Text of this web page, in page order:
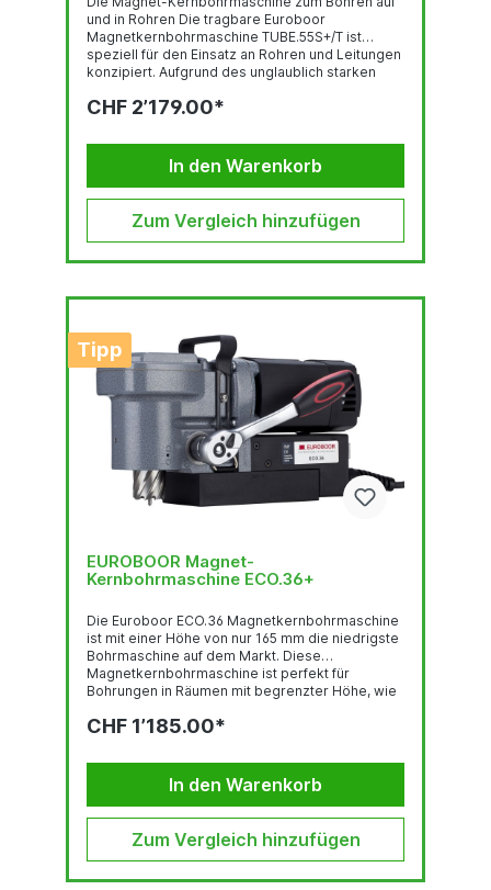
und in Rohren Die tragbare Euroboor
Magnetkernbohrmaschine TUBE.55S+/T ist
speziell für den Einsatz an Rohren und Leitungen
konzipiert. Aufgrund des unglaublich starken
sowohl zum Bohren als auch zum
(selbst auf Stahl mit einer Dicke von nur 3 mm).
Die TUBE.55S+/T schneidet Löcher bis Ø 55mm.
Durch den schwenkbaren Magneten kann diese
CHF 2’179.00*
In den Warenkorb
Zum Vergleich hinzufügen
Tipp
EUROBOOR Magnet-
Kernbohrmaschine ECO.36+
Die Euroboor ECO.36 Magnetkernbohrmaschine
ist mit einer Höhe von nur 165 mm die niedrigste
Bohrmaschine auf dem Markt. Diese
Magnetkernbohrmaschine ist perfekt für
Bohrungen in Räumen mit begrenzter Höhe, wie
Profile usw. Die tragbare ECO.36 ist mit einem
benutzerfreundlichen Quick-Connect-
Fräseraufnahmesystem und einem leicht zu
lösenden/zu verriegelnden Vorschubgriff für
Zusätzliche Vorteile:• Benutzerfreundliches
Schnellspannsystem für Kernbohrer•
Abnehmbarer...
CHF 1’185.00*
In den Warenkorb
Zum Vergleich hinzufügen